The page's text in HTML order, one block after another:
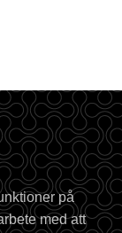
på
med att